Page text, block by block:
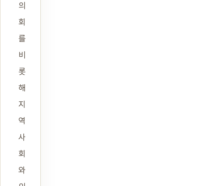
의
회
를
비
롯
해
지
역
사
회
와